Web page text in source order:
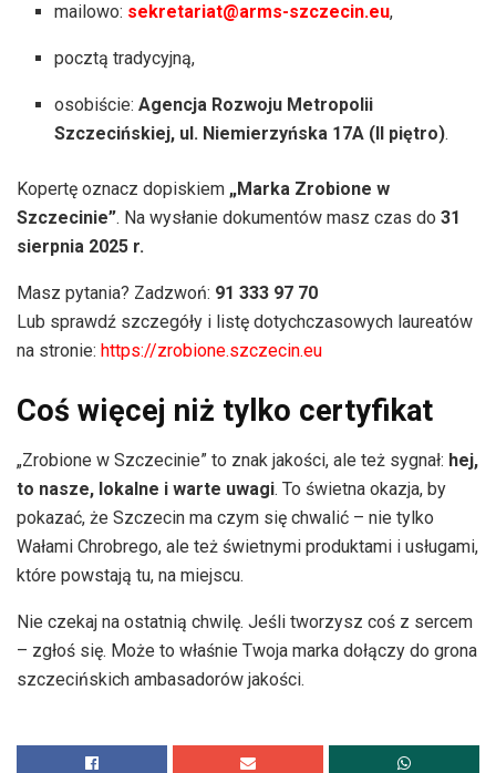
mailowo: sekretariat@arms-szczecin.eu,
pocztą tradycyjną,
osobiście:Agencja Rozwoju Metropolii
Szczecińskiej, ul. Niemierzyńska 17A (II piętro).
Kopertę oznacz dopiskiem „Marka Zrobione w
Szczecinie”. Na wysłanie dokumentów masz czas do 31
sierpnia 2025 r.
Masz pytania? Zadzwoń: 91 333 97 70
Lub sprawdź szczegóły i listę dotychczasowych laureatów
na stronie: https://zrobione.szczecin.eu
Coś więcej niż tylko certyfikat
„Zrobione w Szczecinie” to znak jakości, ale też sygnał: hej,
to nasze, lokalne i warte uwagi. To świetna okazja, by
pokazać, że Szczecin ma czym się chwalić – nie tylko
Wałami Chrobrego, ale też świetnymi produktami i usługami,
które powstają tu, na miejscu.
Nie czekaj na ostatnią chwilę. Jeśli tworzysz coś z sercem
– zgłoś się. Może to właśnie Twoja marka dołączy do grona
szczecińskich ambasadorów jakości.